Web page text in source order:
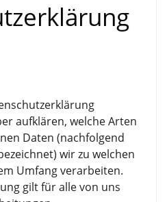
aufklären, welche Arten
Daten (nachfolgend
wir zu welchen
Umfang verarbeiten.
gilt für alle von uns